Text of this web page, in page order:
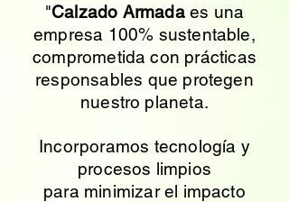
"Calzado Armadaes una
empresa 100% sustentable,
comprometida con prácticas
responsables que protegen
nuestro planeta.
Incorporamos tecnología y
procesos limpios
para minimizar el impacto